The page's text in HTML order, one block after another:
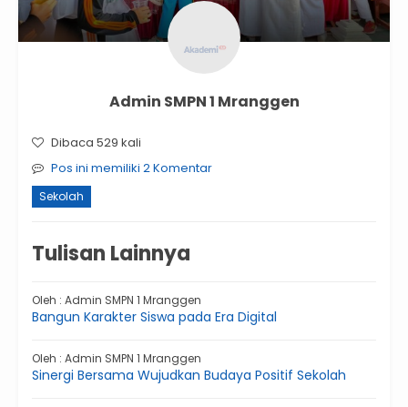
Admin SMPN 1 Mranggen
Dibaca 529 kali
Pos ini memiliki 2 Komentar
Sekolah
Tulisan Lainnya
Oleh : Admin SMPN 1 Mranggen
Bangun Karakter Siswa pada Era Digital
Oleh : Admin SMPN 1 Mranggen
Sinergi Bersama Wujudkan Budaya Positif Sekolah